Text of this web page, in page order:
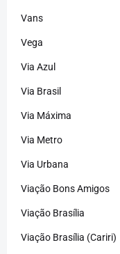
Vans
Vega
Via Azul
Via Brasil
Via Máxima
Via Metro
Via Urbana
Viação Bons Amigos
Viação Brasília
Viação Brasília (Cariri)